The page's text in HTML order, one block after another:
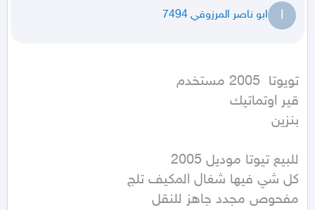
ا ابو ناصر المرزوقي 7494
بنزين